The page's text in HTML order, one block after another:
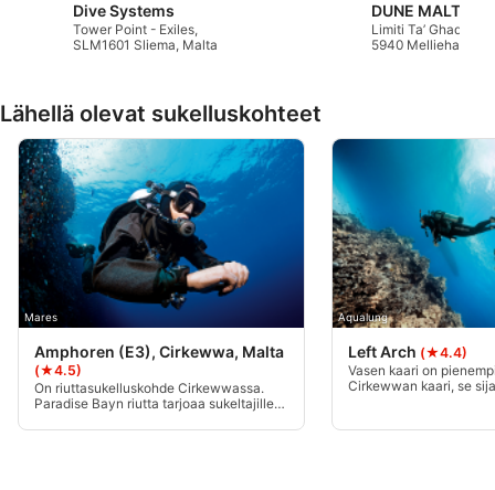
Dive Systems
Tower Point - Exiles,
SLM1601 Sliema, Malta
DUNE MALTA
Limiti Ta’ Ghadira,
5940 Mellieha,
Lähellä olevat sukelluskohteet
Mares
Amphoren (E3), Cirkewwa, Malta
(★4.5)
On riuttasukelluskohde Cirkewwassa.
Paradise Bayn riutta tarjoaa sukeltajille
paljon mielenkiintoisia
Aqualung
Left Arch (★4.4)
Vasen kaari on
Cirkewwan kaari, se
seinäsukellus, jossa on
Käytämme tietojasi seuraaviin tarkoituksiin:
IAB:n käsittelytarkoitukset:
Rajoitettujen tietojen käyttö mainosten
valitsemiseksi
Personoidun mainosprofiilin
muodostaminen
Profiilien käyttö kohdennetun mainonnan
valitsemiseksi
Profiilien käyttö personoidun sisällön
valitsemiseksi